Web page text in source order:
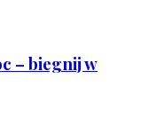
– biegnij w